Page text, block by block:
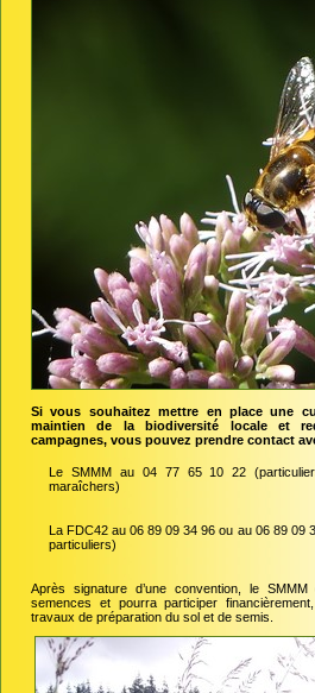
Si vous souhaitez mettre en place une
maintien de la biodiversité locale et
campagnes, vous pouvez prendre contact
Le SMMM au 04 77 65 10 22
maraîchers)
La FDC42 au 06 89 09 34 96 ou au 06 89 09
particuliers)
Après signature d’une convention, le
semences et pourra participer
travaux de préparation du sol et de semis.